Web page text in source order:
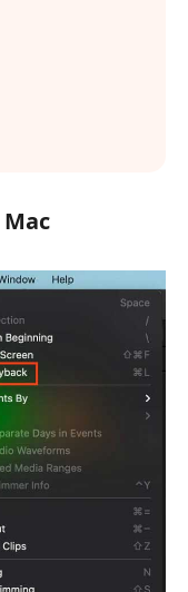
أعلى 9: iMovie لنظام التشغيل Mac